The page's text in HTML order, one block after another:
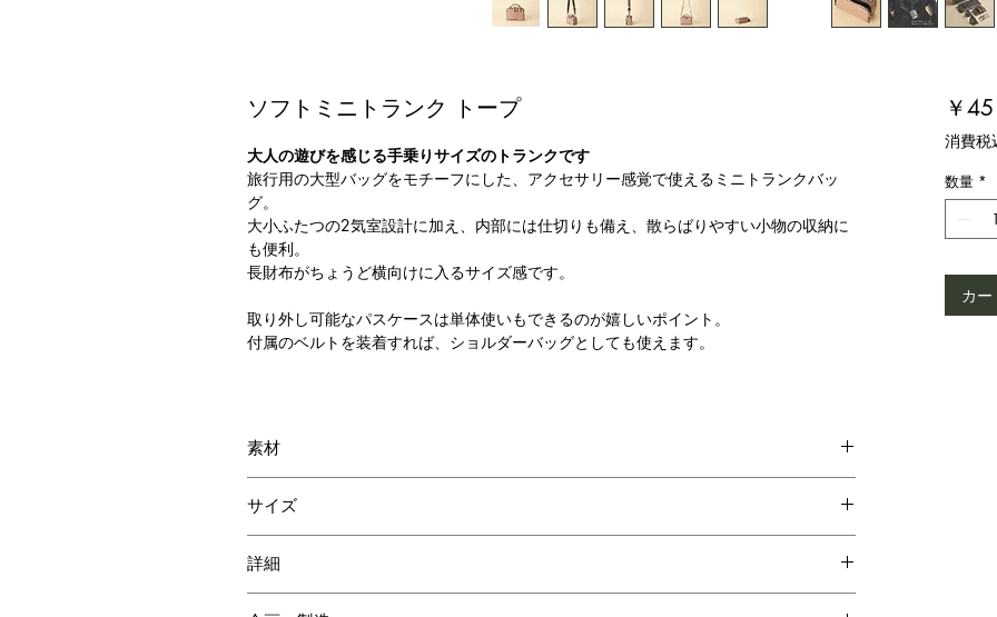
ソフトミニトランク トープ
大人の遊びを感じる手乗りサイズの トランクです
旅行用の大型バッグをモチーフにした、アクセサリー感覚で使えるミニトランクバッ
グ。
大小ふたつの2気室設計に加え、内部には仕切りも備え、散らばりやすい小物の収納に
も便利。
長財布がちょうど横向けに入るサイズ感です。
取り外し可能なパスケースは単体使いもできるのが嬉しいポイント。
付属のベルトを装着すれば、ショルダーバッグとしても使えます。
素材
裏地 人口スエード
サイズ
詳細
￥
消費税
数量 *
カー